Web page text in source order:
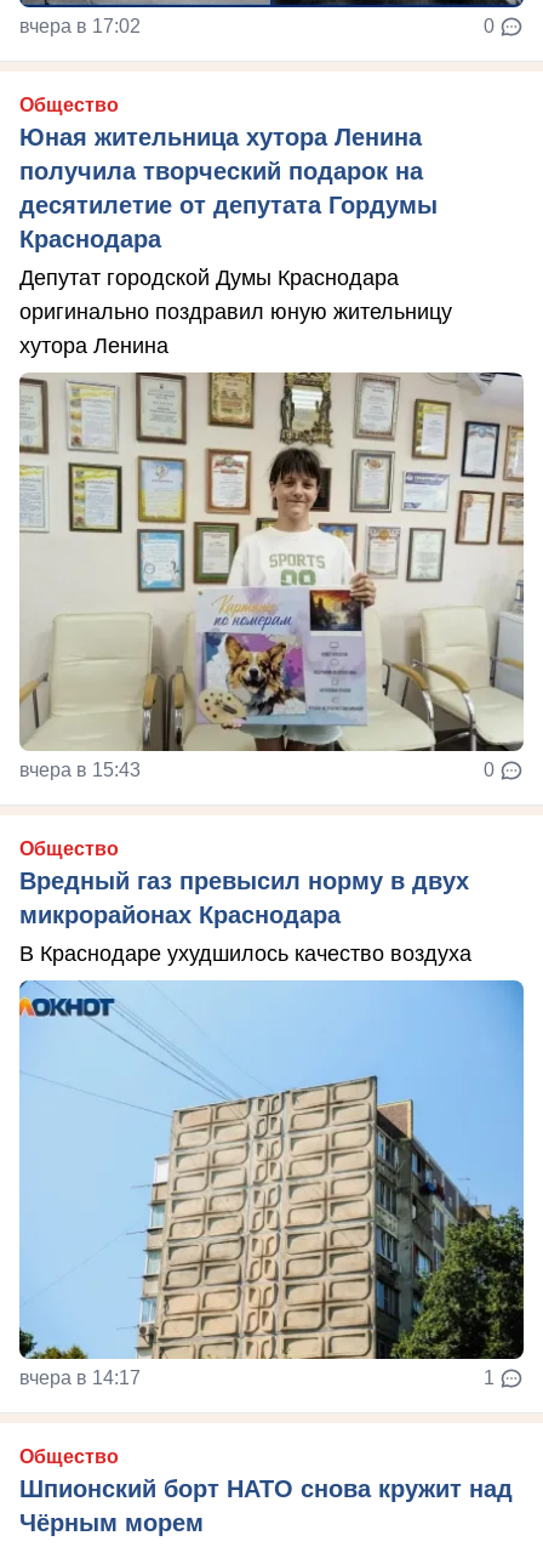
вчера в 17:02 0
Общество
Юная жительница хутора Ленина
получила творческий подарок на
десятилетие от депутата Гордумы
Краснодара
Депутат городской Думы Краснодара
оригинально поздравил юную жительницу
хутора Ленина
вчера в 15:43 0
Общество
Вредный газ превысил норму в двух
микрорайонах Краснодара
В Краснодаре ухудшилось качество воздуха
вчера в 14:17 1
Общество
Шпионский борт НАТО снова кружит над
Чёрным морем